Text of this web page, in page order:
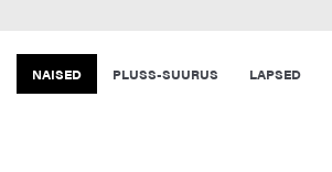
NAISED PLUSS-SUURUS LAPSED